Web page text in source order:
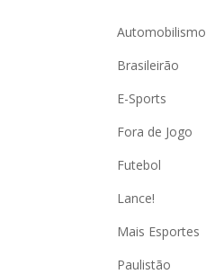
Automobilismo
Brasileirão
E-Sports
Fora de Jogo
Futebol
Lance!
Mais Esportes
Paulistão